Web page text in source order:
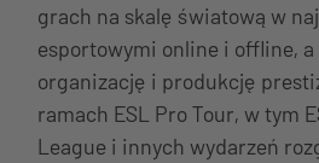
grach na skalę światową w
esportowymi online i offline,
organizację i produkcję
ramach ESL Pro Tour, w tym
League i innych wydarzeń